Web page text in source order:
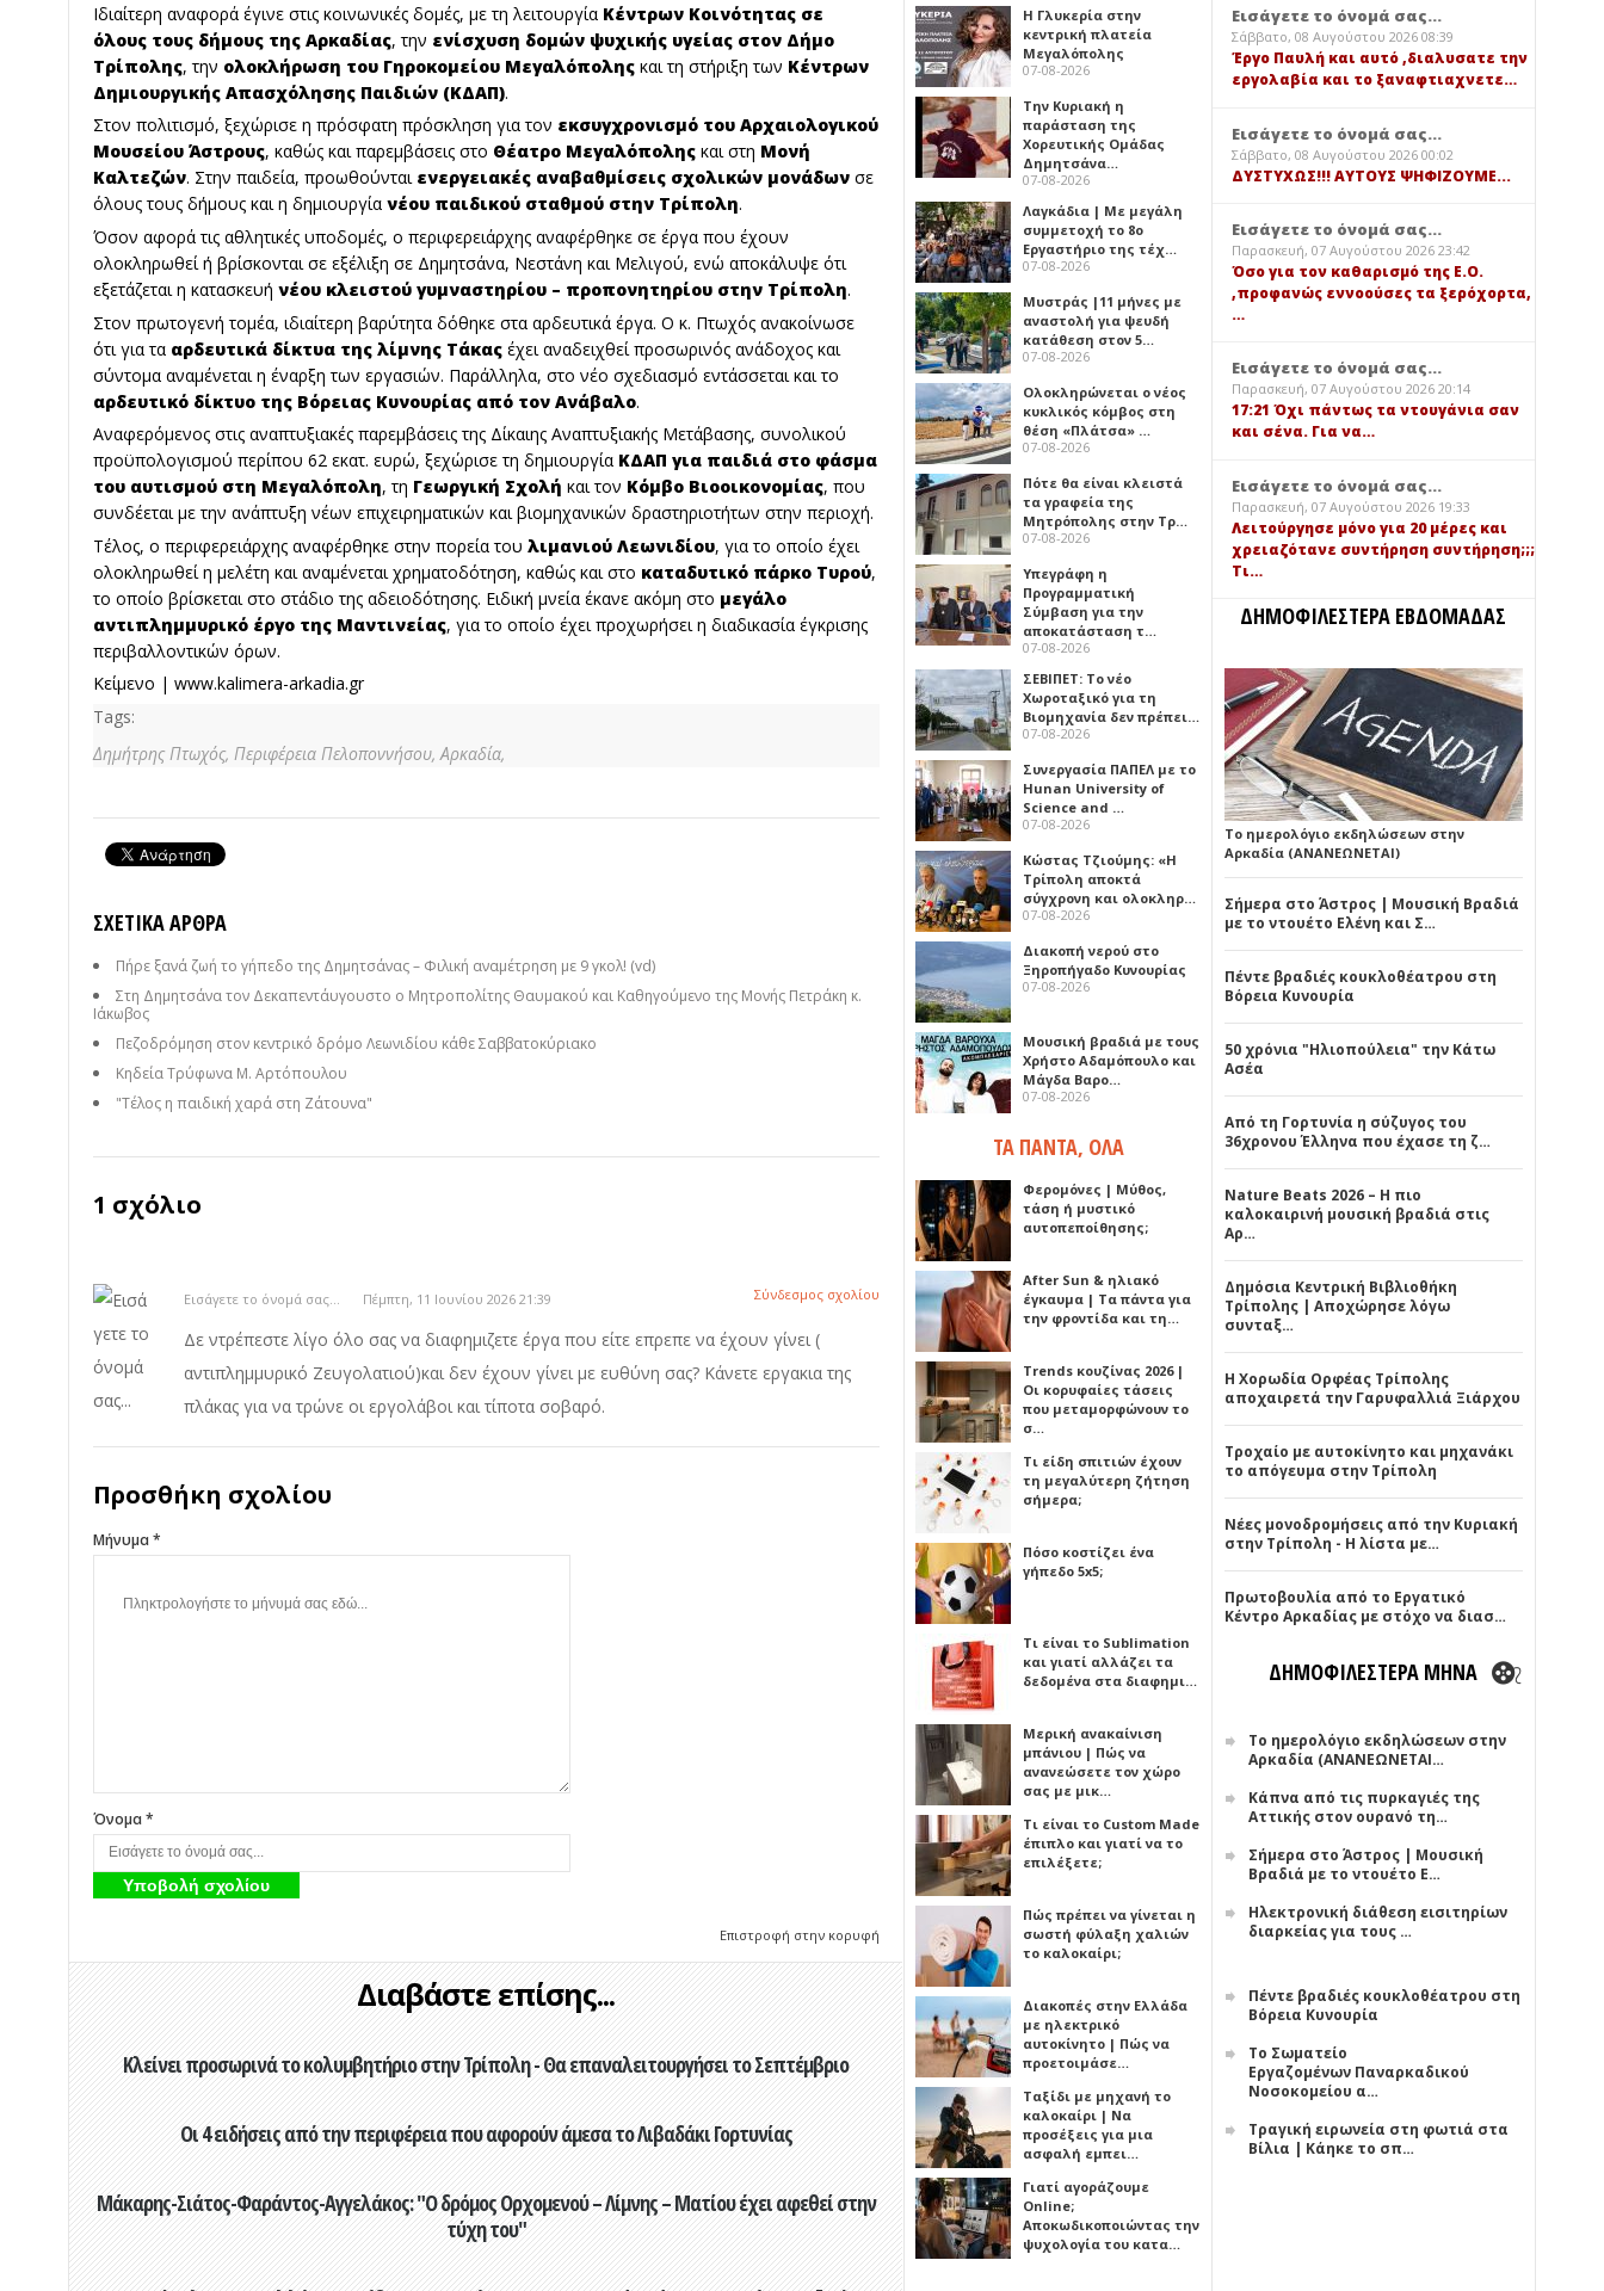
Ιδιαίτερη αναφορά έγινε στις κοινωνικές δομές, με τη λειτουργία Κέντρων Κοινότητας σε
όλους τους δήμους της Αρκαδίας, την ενίσχυση δομών ψυχικής υγείας στον Δήμο
Τρίπολης, την ολοκλήρωση του Γηροκομείου Μεγαλόπολης και τη στήριξη των Κέντρων
Δημιουργικής Απασχόλησης Παιδιών (ΚΔΑΠ).
Στον πολιτισμό, ξεχώρισε η πρόσφατη πρόσκληση για τον εκσυγχρονισμό του Αρχαιολογικού
Μουσείου Άστρους, καθώς και παρεμβάσεις στο Θέατρο Μεγαλόπολης και στη Μονή
Καλτεζών. Στην παιδεία, προωθούνται ενεργειακές αναβαθμίσεις σχολικών μονάδων σε
όλους τους δήμους και η δημιουργία νέου παιδικού σταθμού στην Τρίπολη.
Όσον αφορά τις αθλητικές υποδομές, ο περιφερειάρχης αναφέρθηκε σε έργα που έχουν
ολοκληρωθεί ή βρίσκονται σε εξέλιξη σε Δημητσάνα, Νεστάνη και Μελιγού, ενώ αποκάλυψε ότι
εξετάζεται η κατασκευή νέου κλειστού γυμναστηρίου – προπονητηρίου στην Τρίπολη.
Στον πρωτογενή τομέα, ιδιαίτερη βαρύτητα δόθηκε στα αρδευτικά έργα. Ο κ. Πτωχός ανακοίνωσε
ότι για τα αρδευτικά δίκτυα της λίμνης Τάκας έχει αναδειχθεί προσωρινός ανάδοχος και
σύντομα αναμένεται η έναρξη των εργασιών. Παράλληλα, στο νέο σχεδιασμό εντάσσεται και το
αρδευτικό δίκτυο της Βόρειας Κυνουρίας από τον Ανάβαλο.
Αναφερόμενος στις αναπτυξιακές παρεμβάσεις της Δίκαιης Αναπτυξιακής Μετάβασης, συνολικού
προϋπολογισμού περίπου 62 εκατ. ευρώ, ξεχώρισε τη δημιουργία ΚΔΑΠ για παιδιά στο φάσμα
του αυτισμού στη Μεγαλόπολη, τη Γεωργική Σχολή και τον Κόμβο Βιοοικονομίας, που
συνδέεται με την ανάπτυξη νέων επιχειρηματικών και βιομηχανικών δραστηριοτήτων στην περιοχή.
Τέλος, ο περιφερειάρχης αναφέρθηκε στην πορεία του λιμανιού Λεωνιδίου, για το οποίο έχει
ολοκληρωθεί η μελέτη και αναμένεται χρηματοδότηση, καθώς και στο καταδυτικό πάρκο Τυρού,
το οποίο βρίσκεται στο στάδιο της αδειοδότησης. Ειδική μνεία έκανε ακόμη στο μεγάλο
αντιπλημμυρικό έργο της Μαντινείας, για το οποίο έχει προχωρήσει η διαδικασία έγκρισης
περιβαλλοντικών όρων.
Κείμενο | www.kalimera-arkadia.gr
Tags:
Δημήτρης Πτωχός, Περιφέρεια Πελοποννήσου,Αρκαδία,
ΣΧΕΤΙΚΆ ΆΡΘΡΑ
Πήρε ξανά ζωή το γήπεδο της Δημητσάνας – Φιλική αναμέτρηση με 9 γκολ! (vd)
Στη Δημητσάνα τον Δεκαπεντάυγουστο ο Μητροπολίτης Θαυμακού και Καθηγούμενο της Μονής Πετράκη κ.
Ιάκωβος
Πεζοδρόμηση στον κεντρικό δρόμο Λεωνιδίου κάθε Σαββατοκύριακο
Κηδεία Τρύφωνα Μ. Αρτόπουλου
"Τέλος η παιδική χαρά στη Ζάτουνα"
1 σχόλιο
Εισάγετε το όνομά σας... Πέμπτη, 11 Ιουνίου 2026 21:39 Σύνδεσμος σχολίου
Δε ντρέπεστε λίγο όλο σας να διαφημιζετε έργα που είτε επρεπε να έχουν γίνει (
αντιπλημμυρικό Ζευγολατιού)και δεν έχουν γίνει με ευθύνη σας? Κάνετε εργακια της
πλάκας για να τρώνε οι εργολάβοι και τίποτα σοβαρό.
Προσθήκη σχολίου
Μήνυμα *
Όνομα *
Επιστροφή στην κορυφή
Διαβάστε επίσης...
Κλείνει προσωρινά το κολυμβητήριο στην Τρίπολη - Θα επαναλειτουργήσει το Σεπτέμβριο
Οι 4 ειδήσεις από την περιφέρεια που αφορούν άμεσα το Λιβαδάκι Γορτυνίας
Μάκαρης-Σιάτος-Φαράντος-Αγγελάκος: "Ο δρόμος Ορχομενού – Λίμνης – Ματίου έχει αφεθεί στην
τύχη του"
Η Γλυκερία στην
κεντρική πλατεία
Μεγαλόπολης
07-08-2026
Την Κυριακή η
παράσταση της
Χορευτικής Ομάδας
Δημητσάνα…
07-08-2026
Λαγκάδια | Με μεγάλη
συμμετοχή το 8ο
Εργαστήριο της τέχ…
07-08-2026
Μυστράς |11 μήνες με
αναστολή για ψευδή
κατάθεση στον 5…
07-08-2026
Ολοκληρώνεται ο νέος
κυκλικός κόμβος στη
θέση «Πλάτσα» …
07-08-2026
Πότε θα είναι κλειστά
τα γραφεία της
Μητρόπολης στην Τρ…
07-08-2026
Υπεγράφη η
Προγραμματική
Σύμβαση για την
αποκατάσταση τ…
07-08-2026
ΣΕΒΙΠΕΤ: Το νέο
Χωροταξικό για τη
Βιομηχανία δεν πρέπει…
07-08-2026
Συνεργασία ΠΑΠΕΛ με το
Hunan University of
Science and …
07-08-2026
Κώστας Τζιούμης: «Η
Τρίπολη αποκτά
σύγχρονη και ολοκληρ…
07-08-2026
Διακοπή νερού στο
Ξηροπήγαδο Κυνουρίας
07-08-2026
Μουσική βραδιά με τους
Χρήστο Αδαμόπουλο και
Μάγδα Βαρο…
07-08-2026
ΤΑ ΠΑΝΤΑ, ΟΛΑ
Φερομόνες | Μύθος,
τάση ή μυστικό
αυτοπεποίθησης;
After Sun & ηλιακό
έγκαυμα | Τα πάντα για
την φροντίδα και τη…
Trends κουζίνας 2026 |
Οι κορυφαίες τάσεις
που μεταμορφώνουν το
σ…
Τι είδη σπιτιών έχουν
τη μεγαλύτερη ζήτηση
σήμερα;
Πόσο κοστίζει ένα
γήπεδο 5x5;
Τι είναι το Sublimation
και γιατί αλλάζει τα
δεδομένα στα διαφημι…
Μερική ανακαίνιση
μπάνιου | Πώς να
ανανεώσετε τον χώρο
σας με μικ…
Τι είναι το Custom Made
έπιπλο και γιατί να το
επιλέξετε;
Πώς πρέπει να γίνεται η
σωστή φύλαξη χαλιών
το καλοκαίρι;
Διακοπές στην Ελλάδα
με ηλεκτρικό
αυτοκίνητο | Πώς να
προετοιμάσε…
Ταξίδι με μηχανή το
καλοκαίρι | Να
προσέξεις για μια
ασφαλή εμπει…
Γιατί αγοράζουμε
Online;
Αποκωδικοποιώντας την
ψυχολογία του κατα…
Εισάγετε το όνομά σας...
Σάββατο, 08 Αυγούστου 2026 08:39
Έργο Παυλή και αυτό ,διαλυσατε την
εργολαβία και το ξαναφτιαχνετε…
Εισάγετε το όνομά σας...
Σάββατο, 08 Αυγούστου 2026 00:02
ΔΥΣΤΥΧΩΣ!!! ΑΥΤΟΥΣ ΨΗΦΙΖΟΥΜΕ...
Εισάγετε το όνομά σας...
Παρασκευή, 07 Αυγούστου 2026 23:42
Όσο για τον καθαρισμό της Ε.Ο.
,προφανώς εννοούσες τα ξερόχορτα,
…
Εισάγετε το όνομά σας...
Παρασκευή, 07 Αυγούστου 2026 20:14
17:21 Όχι πάντως τα ντουγάνια σαν
και σένα. Για να…
Εισάγετε το όνομά σας...
Παρασκευή, 07 Αυγούστου 2026 19:33
Λειτούργησε μόνο για 20 μέρες και
χρειαζότανε συντήρηση συντήρηση;;;
Τι…
ΔΗΜΟΦΙΛΕΣΤΕΡΑ ΕΒΔΟΜΑΔΑΣ
Το ημερολόγιο εκδηλώσεων στην
Αρκαδία (ΑΝΑΝΕΩΝΕΤΑΙ)
Σήμερα στο Άστρος | Μουσική Βραδιά
με το ντουέτο Ελένη και Σ…
Πέντε βραδιές κουκλοθέατρου στη
Βόρεια Κυνουρία
50 χρόνια "Ηλιοπούλεια" την Κάτω
Ασέα
Από τη Γορτυνία η σύζυγος του
36χρονου Έλληνα που έχασε τη ζ…
Nature Beats 2026 – Η πιο
καλοκαιρινή μουσική βραδιά στις
Αρ…
Δημόσια Κεντρική Βιβλιοθήκη
Τρίπολης | Αποχώρησε λόγω
συνταξ…
Η Χορωδία Ορφέας Τρίπολης
αποχαιρετά την Γαρυφαλλιά Ξιάρχου
Τροχαίο με αυτοκίνητο και μηχανάκι
το απόγευμα στην Τρίπολη
Νέες μονοδρομήσεις από την Κυριακή
στην Τρίπολη - Η λίστα με…
Πρωτοβουλία από το Εργατικό
Κέντρο Αρκαδίας με στόχο να διασ…
ΔΗΜΟΦΙΛΕΣΤΕΡΑ ΜΗΝΑ
Το ημερολόγιο εκδηλώσεων στην
Αρκαδία (ΑΝΑΝΕΩΝΕΤΑΙ…
Κάπνα από τις πυρκαγιές της
Αττικής στον ουρανό τη…
Σήμερα στο Άστρος | Μουσική
Βραδιά με το ντουέτο Ε…
Ηλεκτρονική διάθεση εισιτηρίων
διαρκείας για τους …
Πέντε βραδιές κουκλοθέατρου στη
Βόρεια Κυνουρία
Το Σωματείο
Εργαζομένων Παναρκαδικού
Νοσοκομείου α…
Τραγική ειρωνεία στη φωτιά στα
Βίλια | Κάηκε το σπ…